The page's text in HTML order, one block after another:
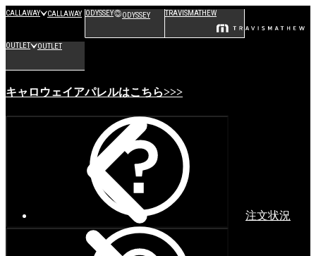
CALLAWAY CALLAWAY ODYSSEY ODYSSEY TRAVISMATHEW
OUTLET OUTLET
キャロウェイアパレルはこちら>>>
注文状況